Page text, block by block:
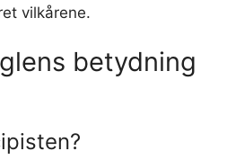
vilkårene.
betydning